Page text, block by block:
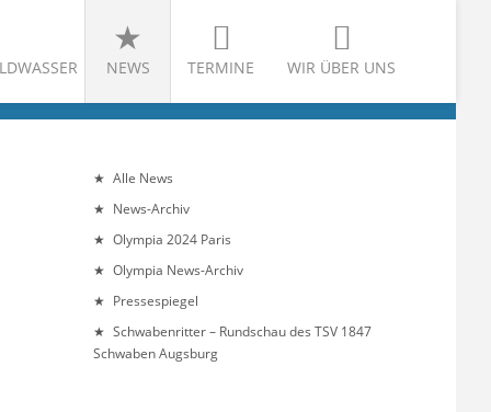
NEWS TERMINE WIR ÜBER UNS
Alle News
News-Archiv
Olympia 2024 Paris
Olympia News-Archiv
Pressespiegel
Schwabenritter – Rundschau des TSV 1847
Schwaben Augsburg